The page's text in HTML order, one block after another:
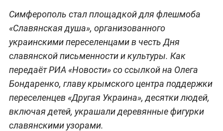
Симферополь стал площадкой для флешмоба
«Славянская душа», организованного
украинскими переселенцами в честь Дня
славянской письменности и культуры. Как
передаёт РИА «Новости» со ссылкой на Олега
Бондаренко, главу крымского центра поддержки
переселенцев «Другая Украина», десятки людей,
включая детей, украшали деревянные фигурки
славянскими узорами.